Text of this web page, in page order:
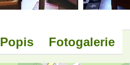
Popis Fotogalerie